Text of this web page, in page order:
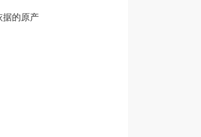
据的原产